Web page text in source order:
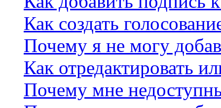
Как создать
Почему я не могу
Как отредактировать
Почему мне